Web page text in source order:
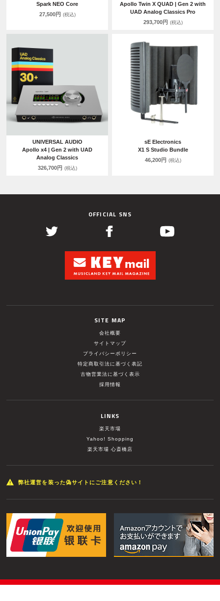
Spark NEO Core
27,500円 (税込)
Apollo Twin X QUAD | Gen 2 with
UAD Analog Classics Pro
293,700円 (税込)
UNIVERSAL AUDIO
Apollo x4 | Gen 2 with UAD
Analog Classics
326,700円 (税込)
sE Electronics
X1 S Studio Bundle
46,200円 (税込)
OFFICIAL SNS
SITE MAP
会社概要
サイトマップ
プライバシーポリシー
特定商取引法に基づく表記
古物営業法に基づく表示
採用情報
LINKS
楽天市場
Yahoo! Shopping
楽天市場 心斎橋店
弊社運営を装った偽サイトにご注意ください！